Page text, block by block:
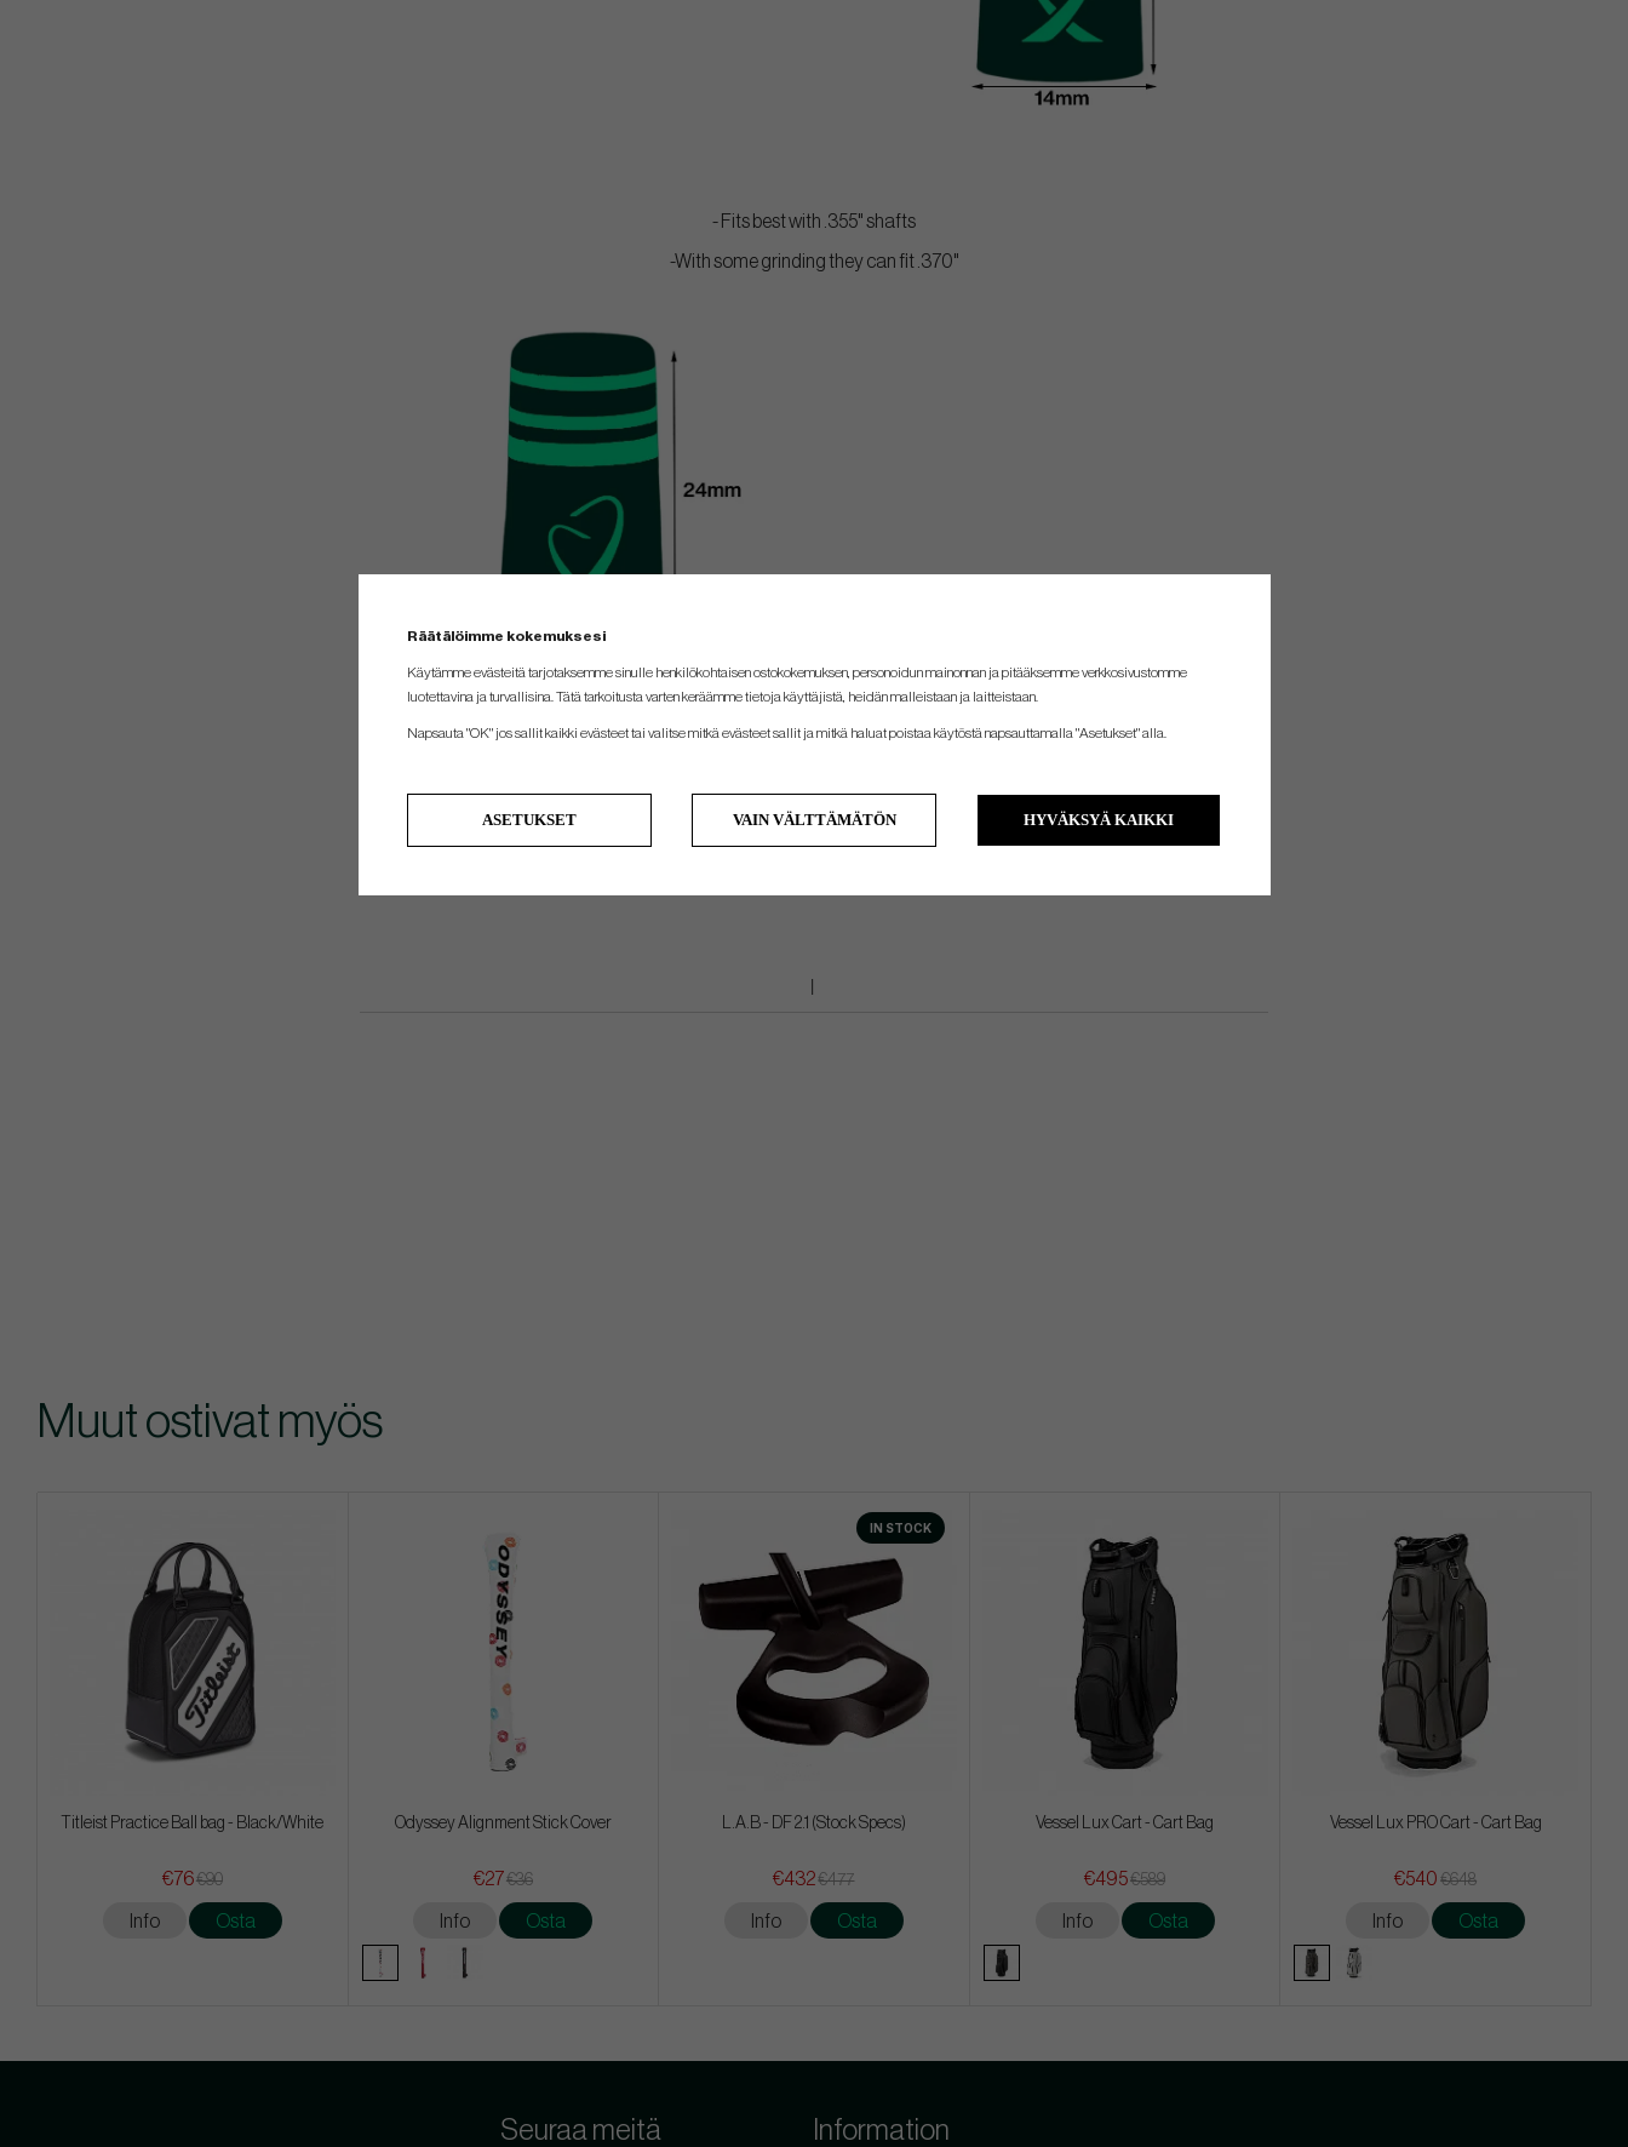
- Fits best with .355" shafts
-With some grinding they can fit .370"
Muut ostivat myös
Titleist Practice Ball bag - Black/White
€76€90
Info Osta
Odyssey Alignment Stick Cover
€27€36
Info Osta
IN STOCK
L.A.B - DF 2.1 (Stock Specs)
€432 €477
Info Osta
Vessel Lux Cart - Cart Bag
€495€589
Info Osta
Vessel Lux PRO Cart - Cart Bag
€540 €648
Info Osta
Seuraa meitä Information
Räätälöimme kokemuksesi
Käytämme evästeitä tarjotaksemme sinulle henkilökohtaisen ostokokemuksen, personoidun mainonnan ja pitääksemme verkkosivustomme
luotettavina ja turvallisina. Tätä tarkoitusta varten keräämme tietoja käyttäjistä, heidän malleistaan ​​ja laitteistaan.
Napsauta "OK" jos sallit kaikki evästeet tai valitse mitkä evästeet sallit ja mitkä haluat poistaa käytöstä napsauttamalla "Asetukset" alla.
ASETUKSET VAIN VÄLTTÄMÄTÖN HYVÄKSYÄ KAIKKI